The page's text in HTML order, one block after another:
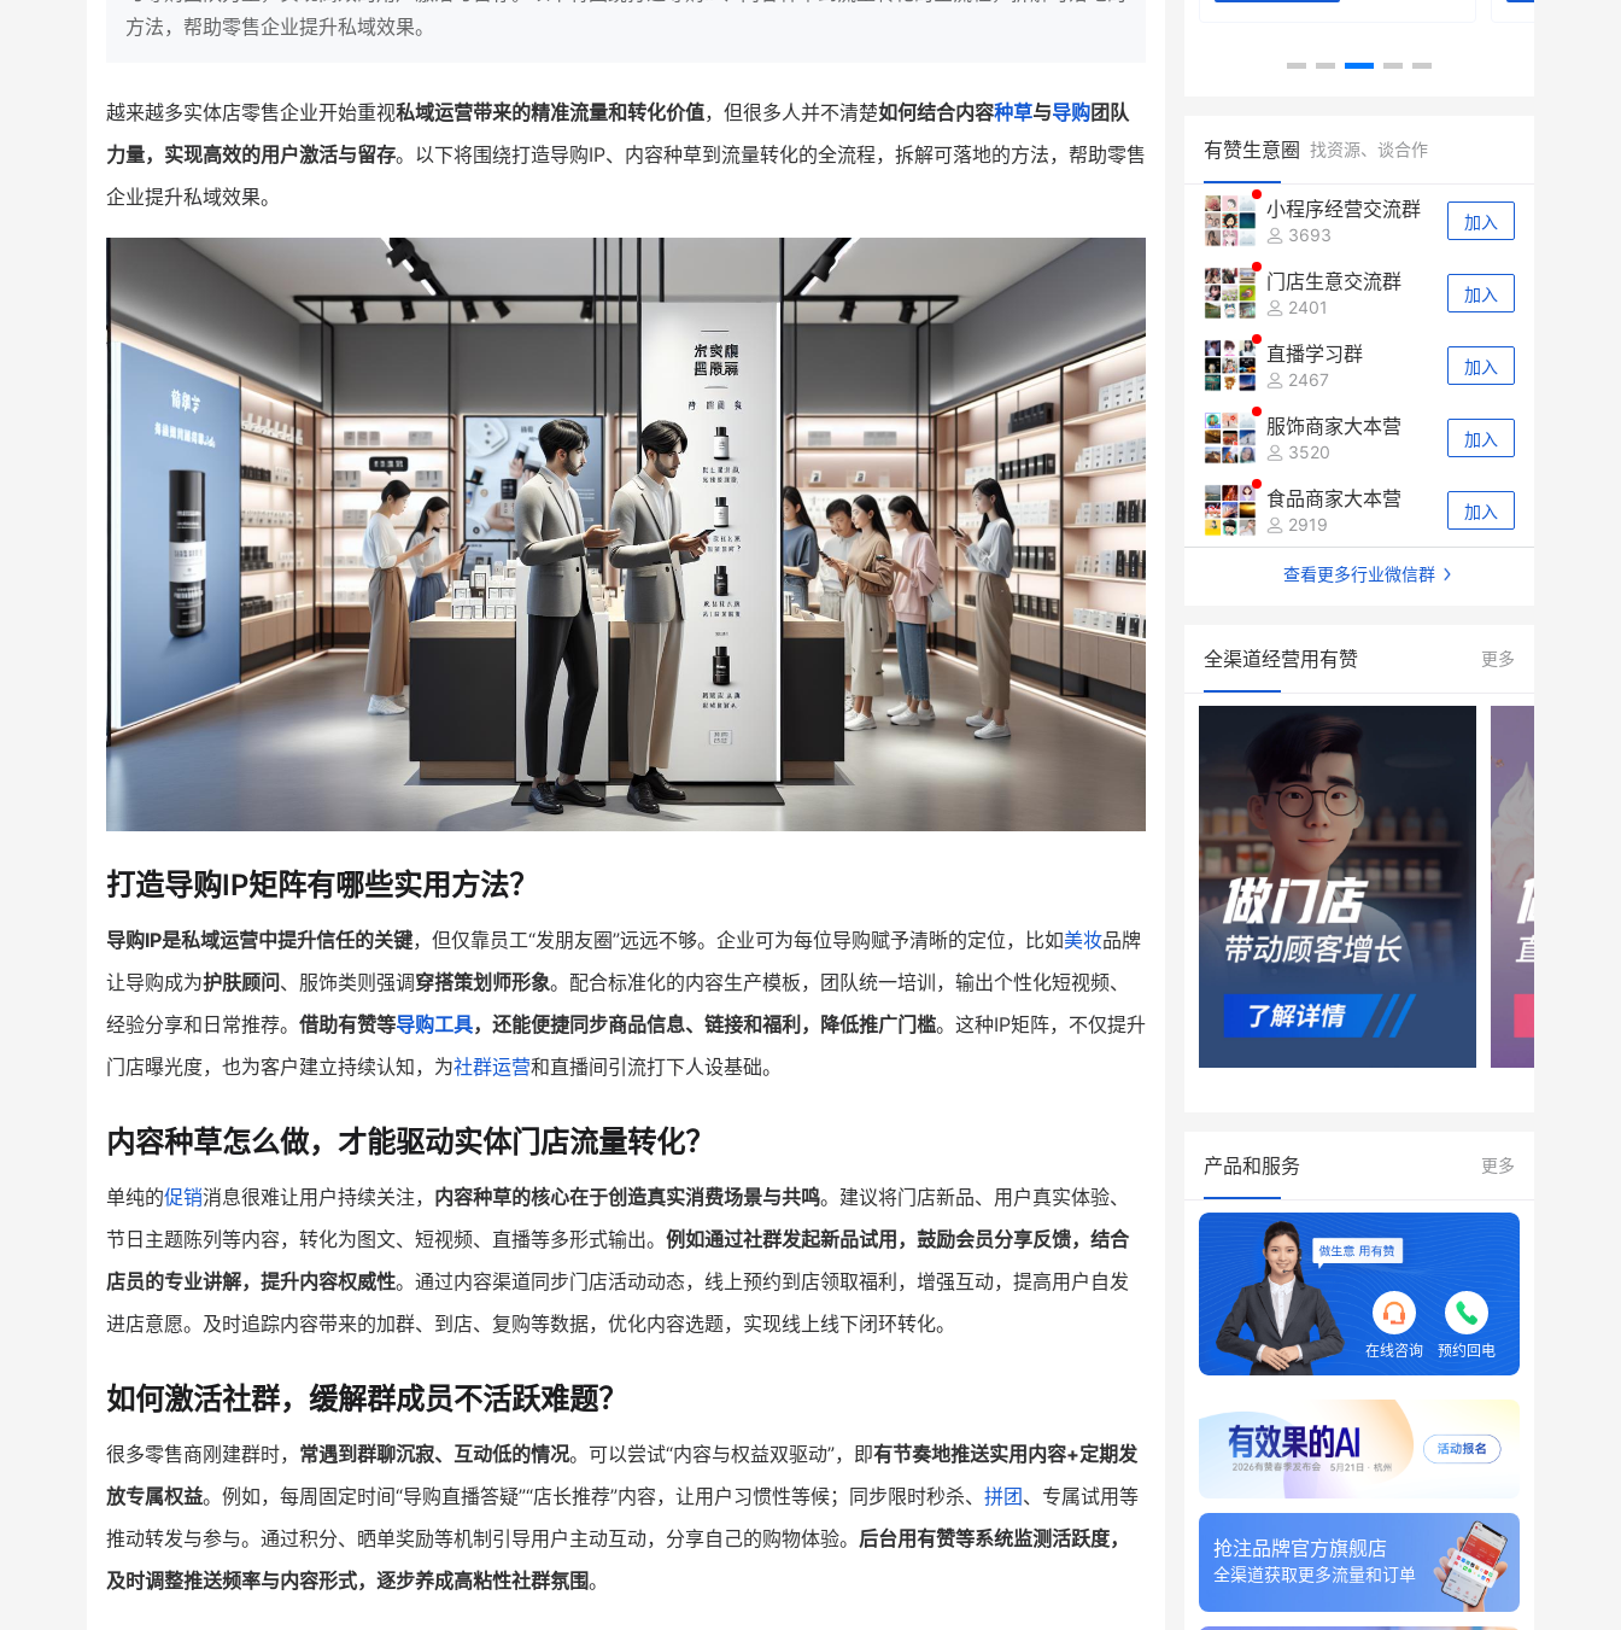
方法，帮助零售企业提升私域效果。
越来越多实体店零售企业开始重视私域运营带来的精准流量和转化价值，但很多人并不清楚如何结合内容种草与导购团队
力量，实现高效的用户激活与留存。以下将围绕打造导购IP、内容种草到流量转化的全流程，拆解可落地的方法，帮助零售
企业提升私域效果。
打造导购IP矩阵有哪些实用方法？
导购IP是私域运营中提升信任的关键，但仅靠员工“发朋友圈”远远不够。企业可为每位导购赋予清晰的定位，比如美妆品牌
让导购成为护肤顾问、服饰类则强调穿搭策划师形象。配合标准化的内容生产模板，团队统一培训，输出个性化短视频、
经验分享和日常推荐。 借助有赞等导购工具，还能便捷同步商品信息、链接和福利，降低推广门槛。这种IP矩阵，不仅提升
门店曝光度，也为客户建立持续认知，为社群运营和直播间引流打下人设基础。
内容种草怎么做，才能驱动实体门店流量转化？
单纯的促销消息很难让用户持续关注， 内容种草的核心在于创造真实消费场景与共鸣。建议将门店新品、用户真实体验、
节日主题陈列等内容，转化为图文、短视频、直播等多形式输出。 例如通过社群发起新品试用，鼓励会员分享反馈，结合
店员的专业讲解，提升内容权威性。通过内容渠道同步门店活动动态，线上预约到店领取福利，增强互动，提高用户自发
进店意愿。及时追踪内容带来的加群、到店、复购等数据，优化内容选题，实现线上线下闭环转化。
如何激活社群，缓解群成员不活跃难题？
很多零售商刚建群时， 常遇到群聊沉寂、互动低的情况。可以尝试“内容与权益双驱动”，即有节奏地推送实用内容+定期发
放专属权益。例如，每周固定时间“导购直播答疑”“店长推荐”内容，让用户习惯性等候；同步限时秒杀、 拼团、专属试用等
推动转发与参与。通过积分、晒单奖励等机制引导用户主动互动，分享自己的购物体验。 后台用有赞等系统监测活跃度，
及时调整推送频率与内容形式，逐步养成高粘性社群氛围。
查看详情
有赞生意圈 找资源、谈合作
小程序经营交流群
3693
加入
门店生意交流群
2401
加入
直播学习群
2467
加入
服饰商家大本营
3520
加入
食品商家大本营
2919
加入
查看更多行业微信群
全渠道经营用有赞 更多
产品和服务 更多
在线咨询 预约回电
抢注品牌官方旗舰店
全渠道获取更多流量和订单